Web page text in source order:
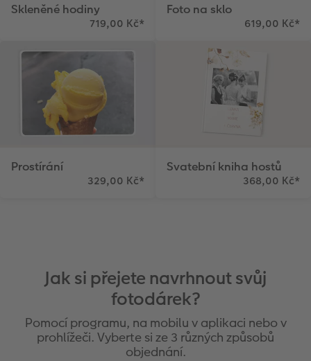
Skleněné hodiny
719,00 Kč*
Foto na sklo
619,00 Kč*
Prostírání
329,00 Kč*
Svatební kniha hostů
368,00 Kč*
Jak si přejete navrhnout svůj
fotodárek?
Pomocí programu, na mobilu v aplikaci nebo v
prohlížeči. Vyberte si ze 3 různých způsobů
objednání.